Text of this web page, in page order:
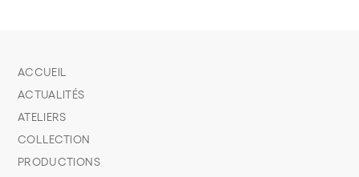
ACCUEIL
ACTUALITÉS
ATELIERS
COLLECTION
PRODUCTIONS